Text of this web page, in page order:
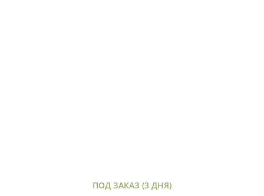
ПОД ЗАКАЗ (3 ДНЯ)